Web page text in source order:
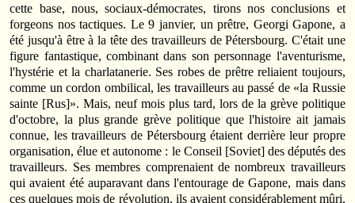
cette base, nous, sociaux-démocrates, tirons nos conclusions et
forgeons nos tactiques. Le 9 janvier, un prêtre, Georgi Gapone, a
été jusqu'à être à la tête des travailleurs de Pétersbourg. C'était une
figure fantastique, combinant dans son personnage l'aventurisme,
l'hystérie et la charlatanerie. Ses robes de prêtre reliaient toujours,
comme un cordon ombilical, les travailleurs au passé de «la Russie
sainte [Rus]». Mais, neuf mois plus tard, lors de la grève politique
d'octobre, la plus grande grève politique que l'histoire ait jamais
connue, les travailleurs de Pétersbourg étaient derrière leur propre
organisation, élue et autonome : le Conseil [Soviet] des députés des
travailleurs. Ses membres comprenaient de nombreux travailleurs
qui avaient été auparavant dans l'entourage de Gapone, mais dans
ces quelques mois de révolution, ils avaient considérablement mûri,